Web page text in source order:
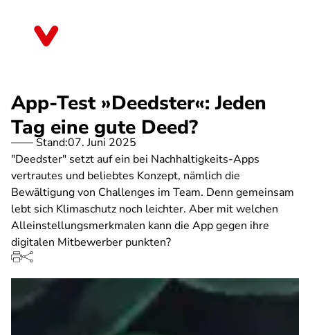
App-Test »Deedster«: Jeden
Tag eine gute Deed?
Stand:07. Juni 2025
"Deedster" setzt auf ein bei Nachhaltigkeits-Apps
vertrautes und beliebtes Konzept, nämlich die
Bewältigung von Challenges im Team. Denn gemeinsam
lebt sich Klimaschutz noch leichter. Aber mit welchen
Alleinstellungsmerkmalen kann die App gegen ihre
digitalen Mitbewerber punkten?